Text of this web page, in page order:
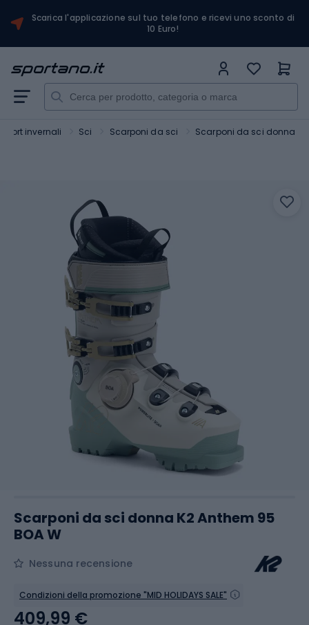
Scarica l'applicazione sul tuo telefono e ricevi uno sconto di
10 Euro!
Sport invernali Sci Scarponi da sci Scarponi da sci donna
Scarponi da sci donna K2 Anthem 95
BOA W
Nessuna recensione
Condizioni della promozione "MID HOLIDAYS SALE"
409,99 €